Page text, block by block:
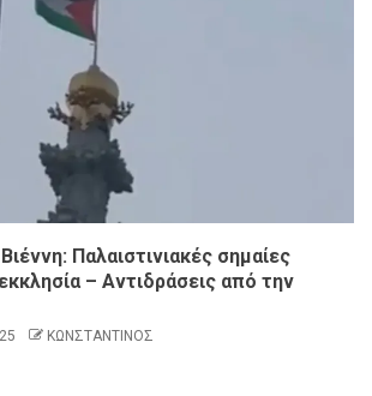
Παλαιστινιακές σημαίες
– Αντιδράσεις από την
ΚΩΝΣΤΑΝΤΙΝΟΣ